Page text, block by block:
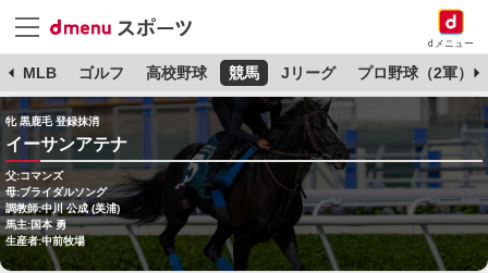
dメニュー
MLB ゴルフ 高校野球 競馬 Jリーグ プロ野球（2軍）
牝 黒鹿毛 登録抹消
イーサンアテナ
父:コマンズ
母:ブライダルソング
調教師:中川 公成 (美浦)
馬主:国本 勇
生産者:中前牧場